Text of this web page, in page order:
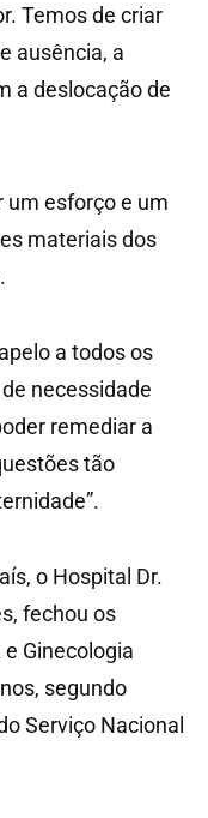
Temos de criar
ausência, a
a deslocação de
um esforço e um
materiais dos
a todos os
necessidade
remediar a
tão
o Hospital Dr.
fechou os
Ginecologia
segundo
Serviço Nacional